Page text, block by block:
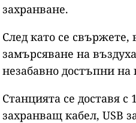
захранване.
След като се
замърсяване на
незабавно достъпни на
Станцията се доставя с
захранващ кабел, USB